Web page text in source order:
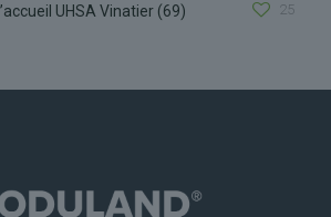
UHSA Vinatier (69) 25